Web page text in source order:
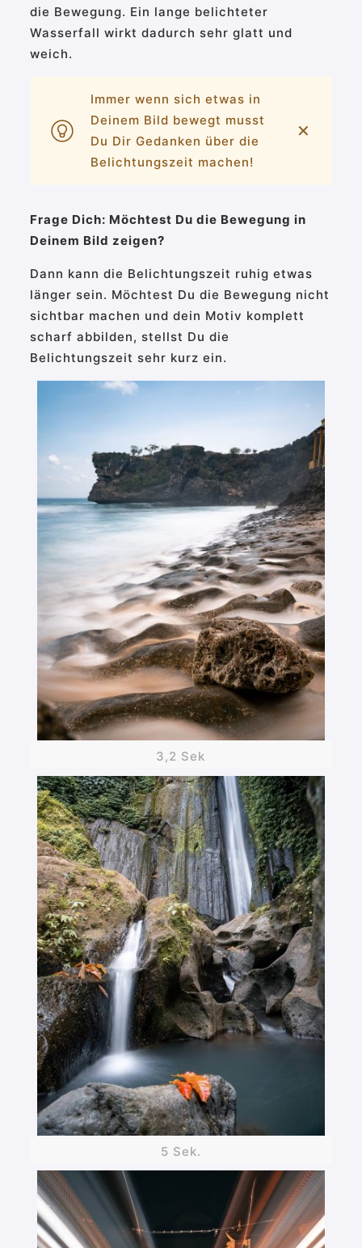
die Bewegung. Ein lange belichteter
Wasserfall wirkt dadurch sehr glatt und
weich.
Immer wenn sich etwas in
Deinem Bild bewegt musst
Du Dir Gedanken über die
Belichtungszeit machen!
✕
Frage Dich: Möchtest Du die Bewegung in
Deinem Bild zeigen?
Dann kann die Belichtungszeit ruhig etwas
länger sein. Möchtest Du die Bewegung nicht
sichtbar machen und dein Motiv komplett
scharf abbilden, stellst Du die
Belichtungszeit sehr kurz ein.
3,2 Sek
5 Sek.